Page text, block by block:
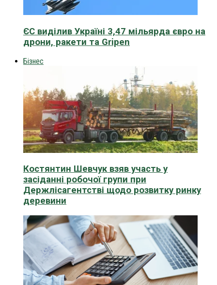
ЄС виділив Україні 3,47 мільярда євро на
дрони, ракети та Gripen
Бізнес
Костянтин Шевчук взяв участь у
засіданні робочої групи при
Держлісагентстві щодо розвитку ринку
деревини